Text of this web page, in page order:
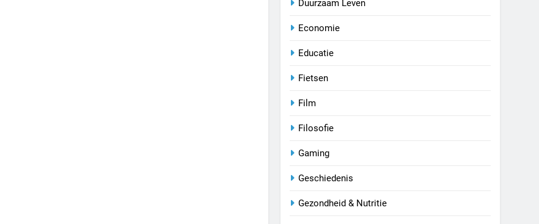
Duurzaam Leven
Economie
Educatie
Fietsen
Film
Filosofie
Gaming
Geschiedenis
Gezondheid & Nutritie